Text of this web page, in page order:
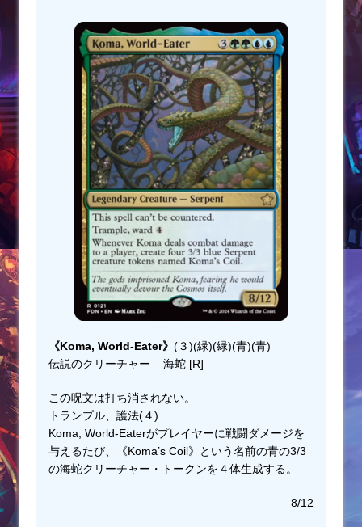
《Koma, World-Eater》 (３)(緑)(緑)(青)(青)
伝説のクリーチャー – 海蛇 [R]
この呪文は打ち消されない。
トランプル、護法(４)
Koma, World-Eaterがプレイヤーに戦闘ダメージを
与えるたび、《Koma’s Coil》という名前の青の3/3
の海蛇クリーチャー・トークンを４体生成する。
8/12